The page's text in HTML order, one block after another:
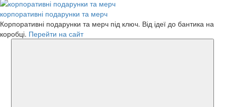
корпоративні подарунки та мерч
Корпоративні подарунки та мерч під ключ. Від ідеї до бантика на
коробці. Перейти на сайт